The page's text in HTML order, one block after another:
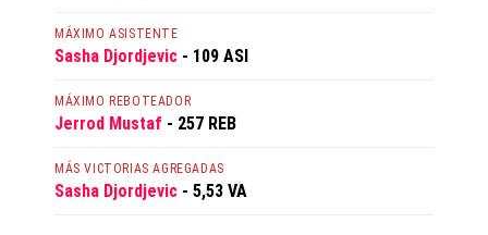
MÁXIMO ASISTENTE
Sasha Djordjevic - 109 ASI
MÁXIMO REBOTEADOR
Jerrod Mustaf - 257 REB
MÁS VICTORIAS AGREGADAS
Sasha Djordjevic - 5,53 VA